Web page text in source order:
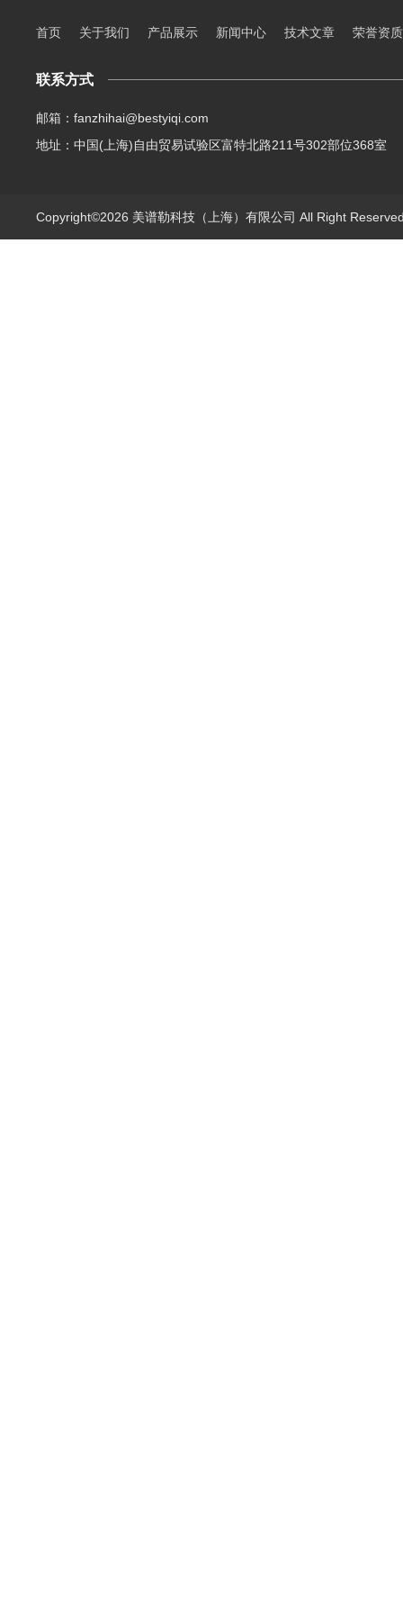
首页 关于我们 产品展示 新闻中心 技术文章 荣誉资质
联系方式
邮箱：fanzhihai@bestyiqi.com
地址：中国(上海)自由贸易试验区富特北路211号302部位368室
Copyright©2026 美谱勒科技（上海）有限公司 All Right